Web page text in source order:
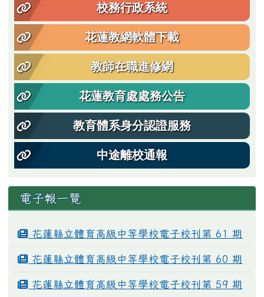
校務行政系統
花蓮教網軟體下載
教師在職進修網
花蓮教育處處務公告
教育體系身分認證服務
中途離校通報
電子報一覽
花蓮縣立體育高級中等學校電子校刊第 61 期
花蓮縣立體育高級中等學校電子校刊第 60 期
花蓮縣立體育高級中等學校電子校刊第 59 期